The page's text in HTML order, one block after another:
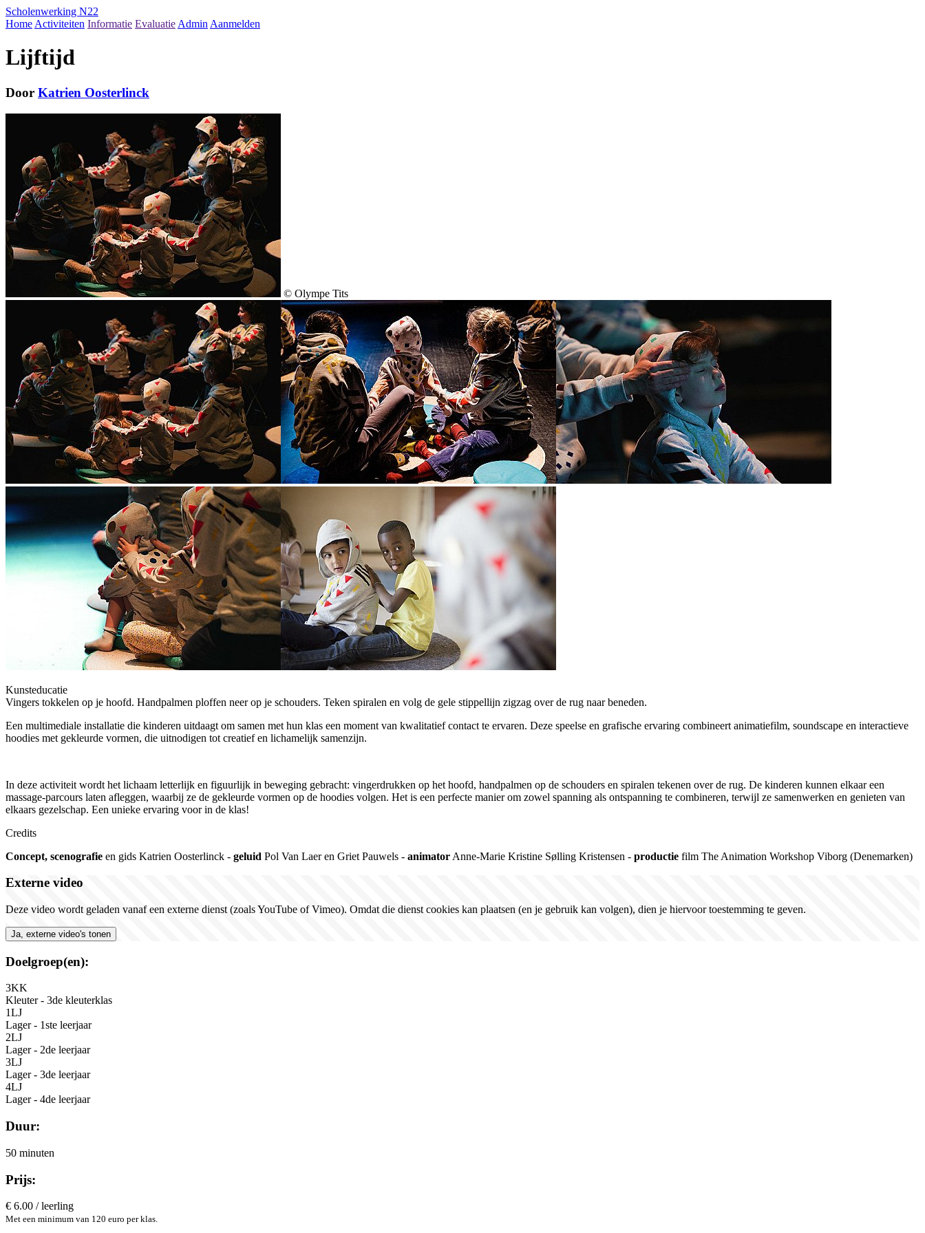
Scholenwerking N22
Home Activiteiten Informatie Evaluatie Admin Aanmelden
Lijftijd
Door Katrien Oosterlinck
© Olympe Tits
Kunsteducatie
Vingers tokkelen op je hoofd. Handpalmen ploffen neer op je schouders. Teken spiralen en volg de gele stippellijn zigzag over de rug naar beneden.
Een multimediale installatie die kinderen uitdaagt om samen met hun klas een moment van kwalitatief contact te ervaren. Deze speelse en grafische ervaring combineert animatiefilm, soundscape en interactieve
hoodies met gekleurde vormen, die uitnodigen tot creatief en lichamelijk samenzijn.
In deze activiteit wordt het lichaam letterlijk en figuurlijk in beweging gebracht: vingerdrukken op het hoofd, handpalmen op de schouders en spiralen tekenen over de rug. De kinderen kunnen elkaar een
massage-parcours laten afleggen, waarbij ze de gekleurde vormen op de hoodies volgen. Het is een perfecte manier om zowel spanning als ontspanning te combineren, terwijl ze samenwerken en genieten van
elkaars gezelschap. Een unieke ervaring voor in de klas!
Credits
Concept, scenografie en gids Katrien Oosterlinck - geluid Pol Van Laer en Griet Pauwels - animator Anne-Marie Kristine Sølling Kristensen - productie film The Animation Workshop Viborg (Denemarken)
Externe video
Deze video wordt geladen vanaf een externe dienst (zoals YouTube of Vimeo). Omdat die dienst cookies kan plaatsen (en je gebruik kan volgen), dien je hiervoor toestemming te geven.
Ja, externe video's tonen
Doelgroep(en):
3KK
Kleuter - 3de kleuterklas
1LJ
Lager - 1ste leerjaar
2LJ
Lager - 2de leerjaar
3LJ
Lager - 3de leerjaar
4LJ
Lager - 4de leerjaar
Duur:
50 minuten
Prijs:
€ 6.00 / leerling
Met een minimum van 120 euro per klas.